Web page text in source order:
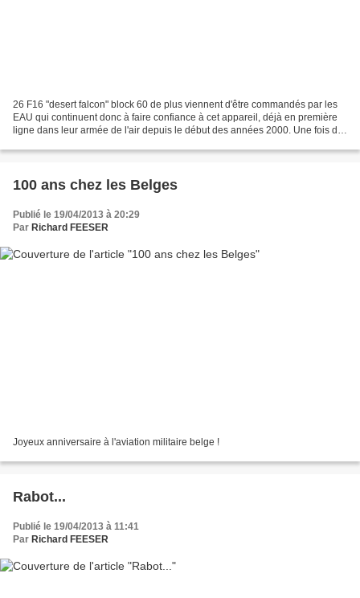
26 F16 "desert falcon" block 60 de plus viennent d'être commandés par les
EAU qui continuent donc à faire confiance à cet appareil, déjà en première
ligne dans leur armée de l'air depuis le début des années 2000. Une fois de
100 ans chez les Belges
Publié le 19/04/2013 à 20:29
Par Richard FEESER
Joyeux anniversaire à l'aviation militaire belge !
Rabot...
Publié le 19/04/2013 à 11:41
Par Richard FEESER